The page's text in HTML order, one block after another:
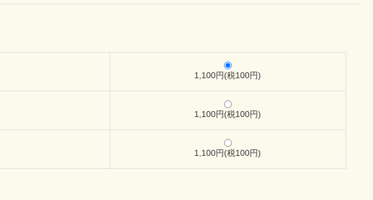
1,100円(税100円)
1,100円(税100円)
1,100円(税100円)